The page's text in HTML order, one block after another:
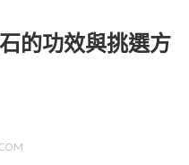
的功效與挑選方